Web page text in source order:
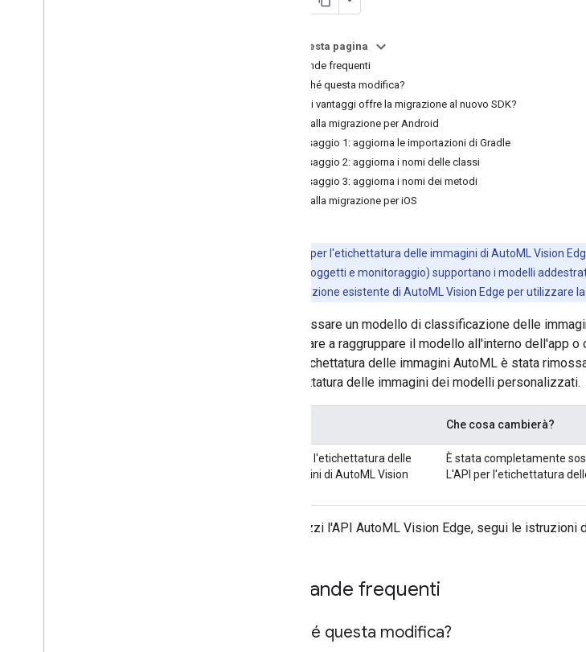
Su questa pagina
Domande frequenti
Perché questa modifica?
Quali vantaggi offre la migrazione al nuovo SDK?
Guida alla migrazione per Android
Passaggio 1: aggiorna le importazioni di Gradle
Passaggio 2: aggiorna i nomi delle classi
Passaggio 3: aggiorna i nomi dei metodi
Guida alla migrazione per iOS
l'API per l'etichettatura delle immagini di AutoML Vision
rilevamento di oggetti e monitoraggio) supportano i modelli
un'implementazione esistente di AutoML Vision Edge per utilizzare
Puoi passare un modello di classificazione delle
continuare a raggruppare il modello all'interno dell'app
per l'etichettatura delle immagini AutoML è stata
l'etichettatura delle immagini dei modelli personalizzati.
Che cosa cambierà?
API per l'etichettatura delle
immagini di AutoML Vision
È stata completamente
L'API per l'etichettatura
Se utilizzi l'API AutoML Vision Edge, segui le istruzioni
Domande frequenti
Perché questa modifica?